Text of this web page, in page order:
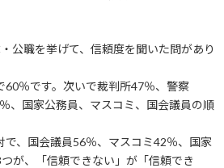
公職を挙げて、信頼度を聞いた問があり
60％です。次いで裁判所47％、警察
、国家公務員、マスコミ、国会議員の順
、国会議員56％、マスコミ42％、国家
が、「信頼できない」が「信頼でき